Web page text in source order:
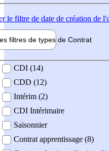
le filtre de date de création de
filtres de types de Contrat
contrat
CDI (14)
CDD (12)
Intérim (2)
CDI Intérimaire
Saisonnier
Contrat apprentissage (8)